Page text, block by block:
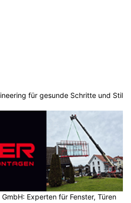
für gesunde Schritte und Stil
Experten für Fenster, Türen